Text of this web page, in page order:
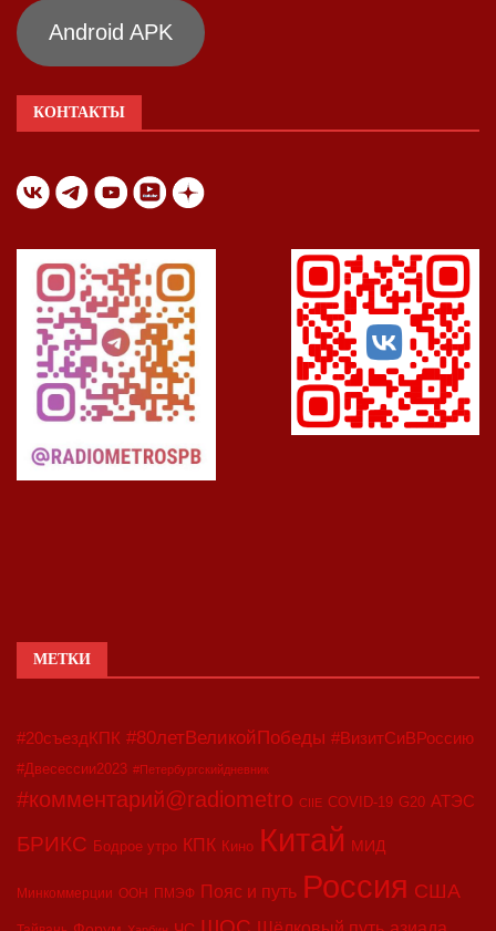
Android APK
КОНТАКТЫ
МЕТКИ
#20съездКПК #80летВеликойПобеды #ВизитСиВРоссию
#Двесессии2023 #Петербургскийдневник
#комментарий@radiometro CIIE COVID-19 G20 АТЭС
БРИКС Бодрое утро КПК Кино Китай МИД
Минкоммерции ООН ПМЭФ Пояс и путь Россия США